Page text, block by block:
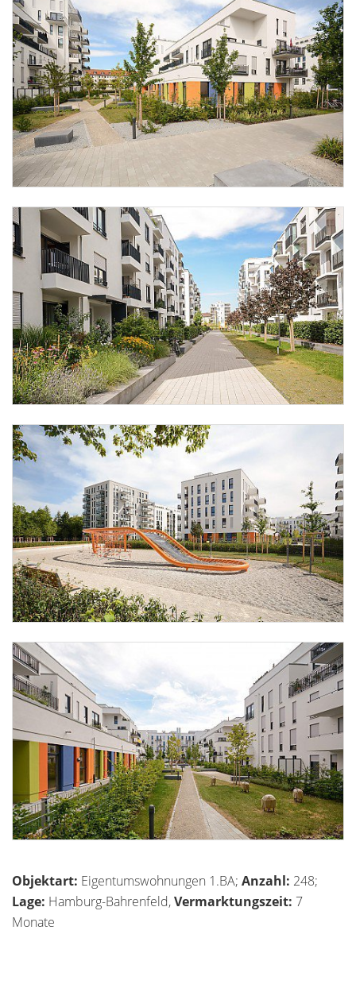
Objektart: Eigentumswohnungen 1.BA; Anzahl: 248;
Lage: Hamburg-Bahrenfeld,Vermarktungszeit: 7
Monate